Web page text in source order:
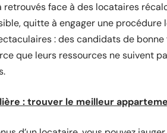
face à des locataires
quitte à engager une procédure
: des candidats de
que leurs ressources ne suivent
: trouver le meilleur